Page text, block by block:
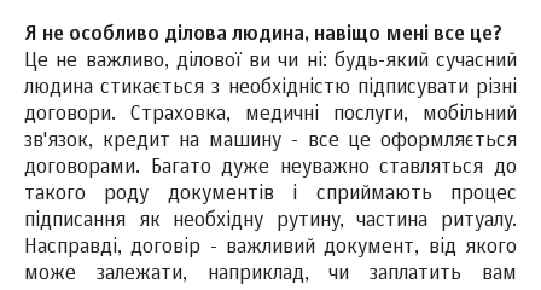
Я не особливо ділова людина, навіщо мені все це?
Це не важливо, ділової ви чи ні: будь-який сучасний
людина стикається з необхідністю підписувати різні
договори. Страховка, медичні послуги, мобільний
зв'язок, кредит на машину - все це оформляється
договорами. Багато дуже неуважно ставляться до
такого роду документів і сприймають процес
підписання як необхідну рутину, частина ритуалу.
Насправді, договір - важливий документ, від якого
може залежати, наприклад, чи заплатить вам